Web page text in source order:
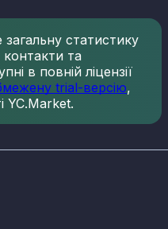
статистику
контакти та
в повній ліцензії
trial-версію,
YC.Market.